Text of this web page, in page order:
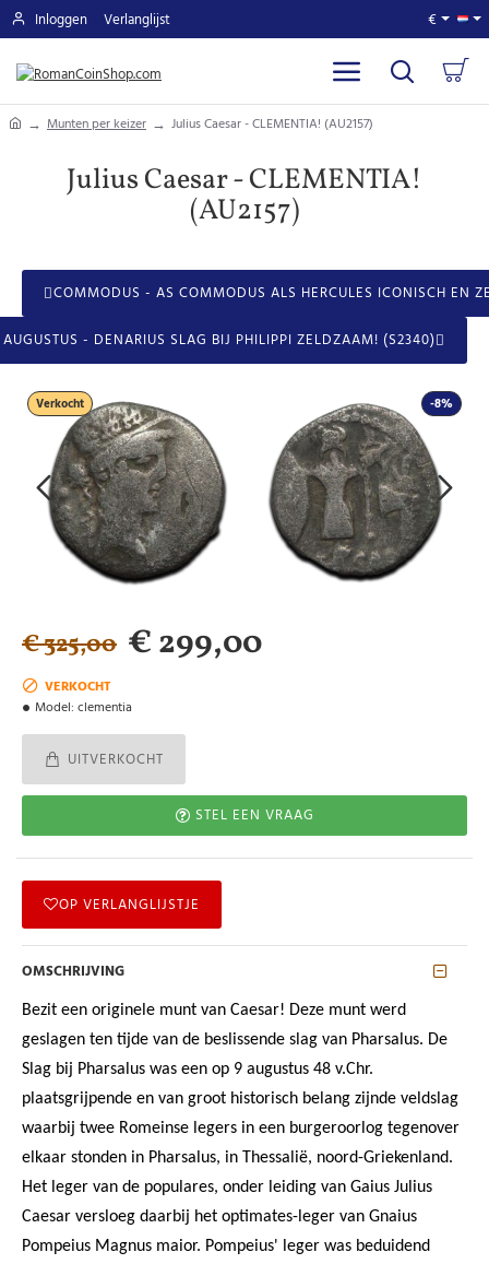
Inloggen Verlanglijst €
homeMunten per keizer Julius Caesar - CLEMENTIA! (AU2157)
Julius Caesar - CLEMENTIA!
(AU2157)
COMMODUS - AS COMMODUS ALS HERCULES ICONISCH EN
AUGUSTUS - DENARIUS SLAG BIJ PHILIPPI ZELDZAAM! (S2340)
-8%
Verkocht
VERKOCHT
Model: clementia
€ 299,00
€ 325,00
UITVERKOCHT
STEL EEN VRAAG
OP VERLANGLIJSTJE
OMSCHRIJVING
Bezit een originele munt van Caesar! Deze munt werd
geslagen ten tijde van de beslissende slag van Pharsalus. De
Slag bij Pharsalus was een op 9 augustus 48 v.Chr.
plaatsgrijpende en van groot historisch belang zijnde veldslag
waarbij twee Romeinse legers in een burgeroorlog tegenover
elkaar stonden in Pharsalus, in Thessalië, noord-Griekenland.
Het leger van de populares, onder leiding van Gaius Julius
Caesar versloeg daarbij het optimates-leger van Gnaius
Pompeius Magnus maior. Pompeius' leger was beduidend